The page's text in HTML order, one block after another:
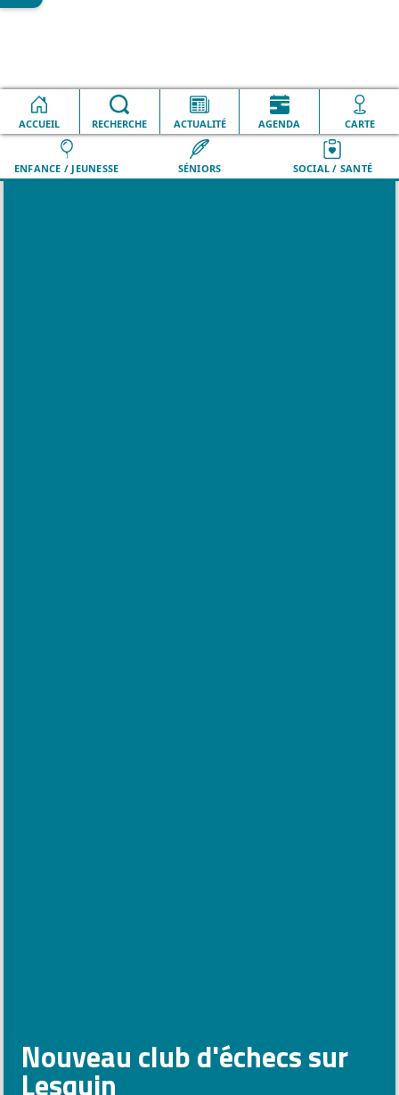
VILLE QUOTIDIEN LOISIRS DÉMARCHES
ENFANCE / JEUNESSE SÉNIORS SOCIAL / SANTÉ
ACCUEIL RECHERCHE ACTUALITÉ AGENDA CARTE
Nouveau club d'échecs sur
Lesquin